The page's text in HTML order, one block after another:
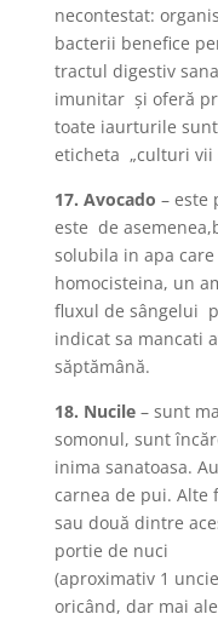
necontestat:
bacterii benefice
tractul digestiv
imunitar şi oferă
toate iaurturile
eticheta „culturi vii
17. Avocado – este
este de
solubila in apa
homocisteina, un
fluxul de sângelui
indicat sa mancati
săptămână.
18. Nucile– sunt
somonul, sunt
inima sanatoasa.
carnea de pui. Alte
sau două dintre
portie de nuci
(aproximativ 1
oricând, dar mai